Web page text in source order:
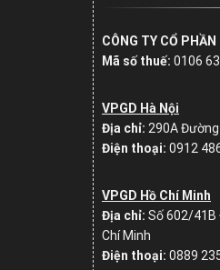
CÔNG TY CỔ
Mã số thuế: 0106
VPGD Hà Nội
Địa chỉ: 290A Đường
Điện thoại: 0912
VPGD Hồ Chí Minh
Địa chỉ: Số602/41B
Chí Minh
Điện thoại: 0889